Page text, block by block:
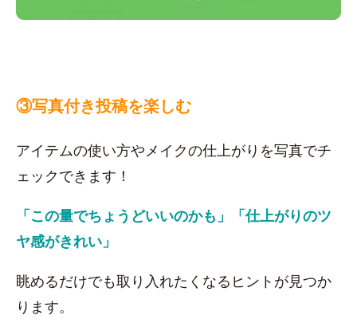
③写真付き投稿を楽しむ
アイテムの使い方やメイクの仕上がりを写真でチ
ェックできます！
「この量でちょうどいいのかも」「仕上がりのツ
ヤ感がきれい」
眺めるだけでも取り入れたくなるヒントが見つか
ります。